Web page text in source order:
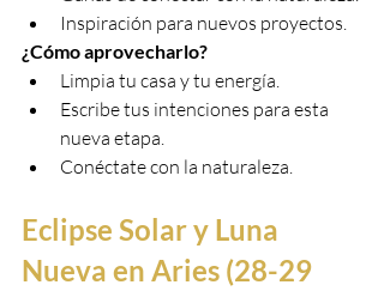
Inspiración para nuevos proyectos.
¿Cómo aprovecharlo?
Limpia tu casa y tu energía.
Escribe tus intenciones para esta
nueva etapa.
Conéctate con la naturaleza.
Eclipse Solar y Luna
Nueva en Aries (28-29